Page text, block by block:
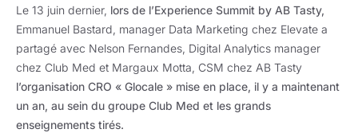
Le 13 juin dernier, lors de l’Experience Summit by AB Tasty,
Emmanuel Bastard, manager Data Marketing chez Elevate a
partagé avec Nelson Fernandes, Digital Analytics manager
chez Club Med et Margaux Motta, CSM chez AB Tasty
l’organisation CRO « Glocale » mise en place, il y a maintenant
un an, au sein du groupe Club Med et les grands
enseignements tirés.